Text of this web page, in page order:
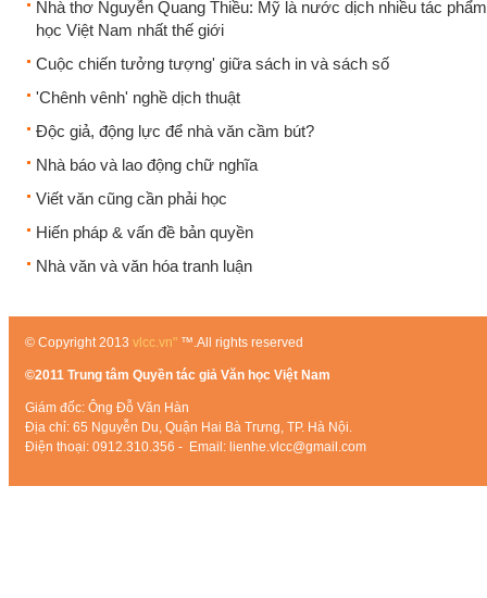
Nhà thơ Nguyễn Quang Thiều: Mỹ là nước dịch nhiều tác
học Việt Nam nhất thế giới
Cuộc chiến tưởng tượng' giữa sách in và sách số
'Chênh vênh' nghề dịch thuật
Độc giả, động lực để nhà văn cầm bút?
Nhà báo và lao động chữ nghĩa
Viết văn cũng cần phải học
Hiến pháp & vấn đề bản quyền
Nhà văn và văn hóa tranh luận
© Copyright 2013 vlcc.vn"™.All rights reserved
©2011 Trung tâm Quyền tác giả Văn học Việt Nam
Giám đốc: Ông Đỗ Văn Hàn
Địa chỉ: 65 Nguyễn Du, Quận Hai Bà Trưng, TP. Hà Nội.
Điện thoại: 0912.310.356 - Email: lienhe.vlcc@gmail.com